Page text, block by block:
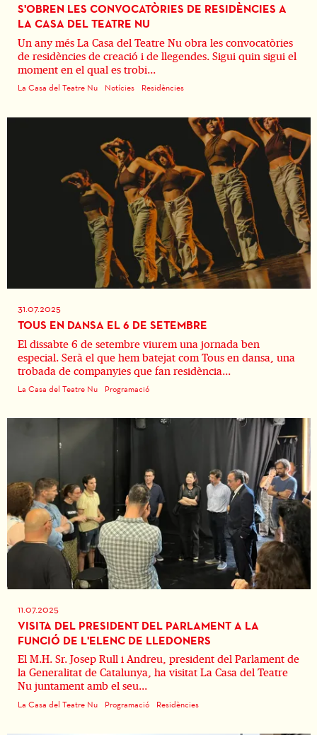
S'OBREN LES CONVOCATÒRIES DE RESIDÈNCIES A
LA CASA DEL TEATRE NU
Un any més La Casa del Teatre Nu obra les convocatòries
de residències de creació i de llegendes. Sigui quin sigui el
moment en el qual es trobi...
La Casa del Teatre Nu Notícies Residències
31.07.2025
TOUS EN DANSA EL 6 DE SETEMBRE
El dissabte 6 de setembre viurem una jornada ben
especial. Serà el que hem batejat com Tous en dansa, una
trobada de companyies que fan residència...
La Casa del Teatre Nu Programació
11.07.2025
VISITA DEL PRESIDENT DEL PARLAMENT A LA
FUNCIÓ DE L'ELENC DE LLEDONERS
El M.H. Sr. Josep Rull i Andreu, president del Parlament de
la Generalitat de Catalunya, ha visitat La Casa del Teatre
Nu juntament amb el seu...
La Casa del Teatre Nu Programació Residències